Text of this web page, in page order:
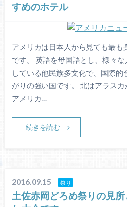
すめのホテル
アメリカは日本人から見ても最も
です。 英語を母国語とし、様々
している他民族多文化で、国際的
がりの強い国です。 北はアラスカ
アメリカ…
続きを読む
2016.09.15 祭り
土佐赤岡どろめ祭りの見